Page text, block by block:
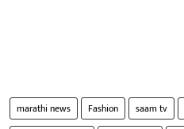
marathi news Fashion saam tv